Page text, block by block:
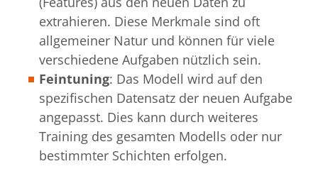
extrahieren. Diese Merkmale sind oft
allgemeiner Natur und können für viele
verschiedene Aufgaben nützlich sein.
Feintuning: Das Modell wird auf den
spezifischen Datensatz der neuen Aufgabe
angepasst. Dies kann durch weiteres
Training des gesamten Modells oder nur
bestimmter Schichten erfolgen.